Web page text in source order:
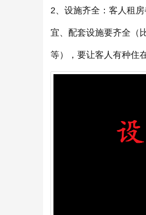
2、设施齐全：客人租
宜、配套设施要齐全（
等），要让客人有种住